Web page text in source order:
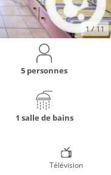
1/ 11
5 personnes
1 salle de bains
Télévision